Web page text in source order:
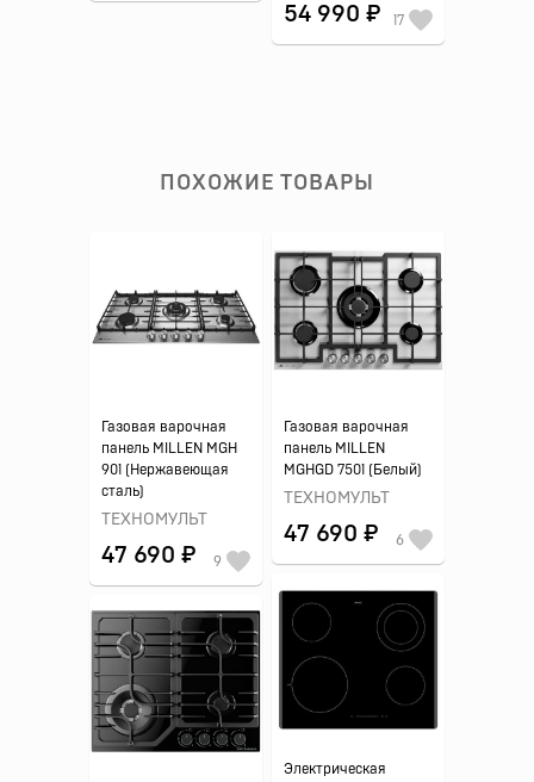
54 990 ₽ 17
ПОХОЖИЕ ТОВАРЫ
Газовая варочная
панель MILLEN MGH
901 (Нержавеющая
сталь)
ТЕХНОМУЛЬТ
47 690 ₽ 9
Газовая варочная
панель MILLEN
MGHGD 7501 (Белый)
ТЕХНОМУЛЬТ
47 690 ₽ 6
Электрическая